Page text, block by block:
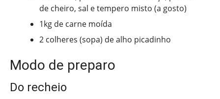
de cheiro, sal e tempero misto (a gosto)
1kg de carne moída
2 colheres (sopa) de alho picadinho
Modo de preparo
Do recheio